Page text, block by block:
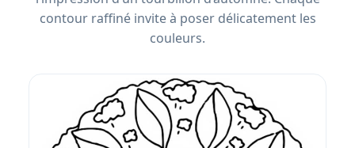
contour raffiné invite à poser délicatement les
couleurs.